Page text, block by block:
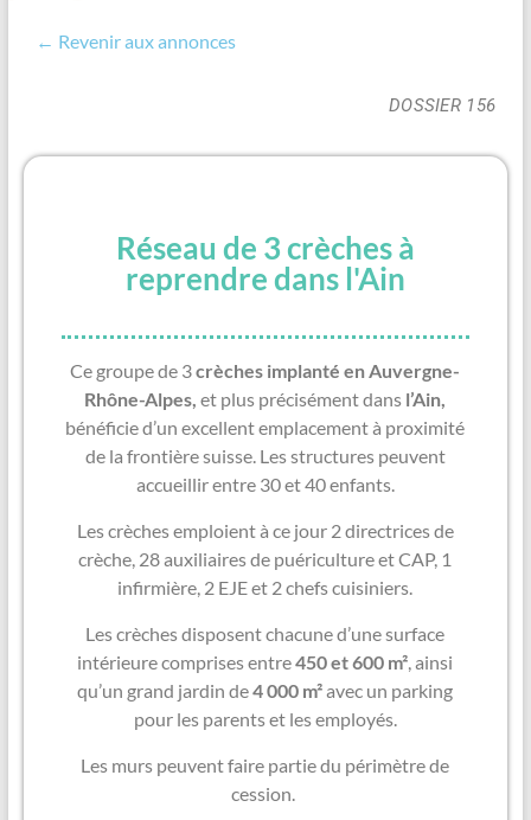
← Revenir aux annonces
DOSSIER 156
Réseau de 3 crèches à
reprendre dans l'Ain
Ce groupe de 3crèches implanté en Auvergne-
Rhône-Alpes,et plus précisément dans l’Ain,
bénéficie d’un excellent emplacement à proximité
de la frontière suisse. Les structures peuvent
accueillir entre 30 et 40 enfants.
Les crèches emploient à ce jour 2 directrices de
crèche, 28 auxiliaires de puériculture et CAP, 1
infirmière, 2 EJE et 2 chefs cuisiniers.
Les crèches disposent chacune d’une surface
intérieure comprises entre450 et 600 m², ainsi
qu’un grand jardin de4 000 m²avec un parking
pour les parents et les employés.
Les murs peuvent faire partie du périmètre de
cession.